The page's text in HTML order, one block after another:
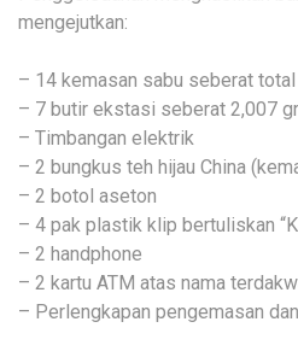
mengejutkan:
– 14 kemasan sabu seberat
– 7 butir ekstasi seberat 2,007
– Timbangan elektrik
– 2 bungkus teh hijau China
– 2 botol aseton
– 4 pak plastik klip bertuliskan
– 2 handphone
– 2 kartu ATM atas nama
– Perlengkapan pengemasan